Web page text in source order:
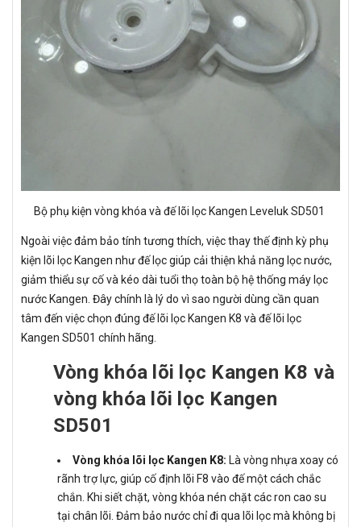
Bộ phụ kiện vòng khóa và đế lõi lọc Kangen Leveluk SD501
Ngoài việc đảm bảo tính tương thích, việc thay thế định kỳ phụ
kiện lõi lọc Kangen như đế lọc giúp cải thiện khả năng lọc nước,
giảm thiểu sự cố và kéo dài tuổi thọ toàn bộ hệ thống máy lọc
nước Kangen. Đây chính là lý do vì sao người dùng cần quan
tâm đến việc chọn đúng đế lõi lọc Kangen K8 và đế lõi lọc
Kangen SD501 chính hãng.
Vòng khóa lõi lọc Kangen K8 và
vòng khóa lõi lọc Kangen
SD501
Vòng khóa lõi lọc Kangen K8: Là vòng nhựa xoay có
rãnh trợ lực, giúp cố định lõi F8 vào đế một cách chắc
chắn. Khi siết chặt, vòng khóa nén chặt các ron cao su
tại chân lõi. Đảm bảo nước chỉ đi qua lõi lọc mà không bị